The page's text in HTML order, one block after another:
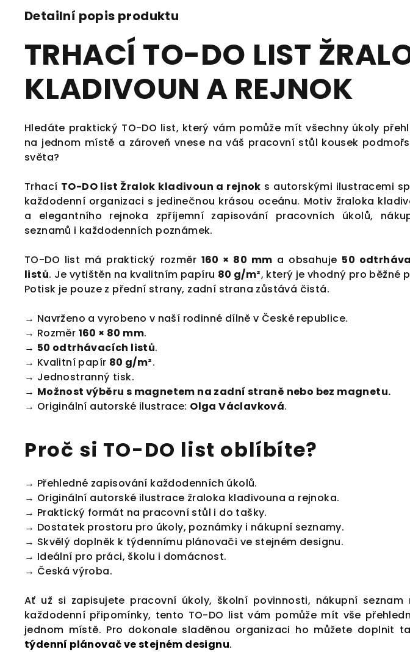
Detailní popis produktu
TRHACÍ TO-DO LIST
KLADIVOUN A REJNOK
Hledáte praktický TO-DO list, který vám pomůže mít všechny úkoly
na jednom místě a zároveň vnese na váš pracovní stůl kousek
světa?
Trhací TO-DO list Žralok kladivoun a rejnok s autorskými ilustracemi
každodenní organizaci s jedinečnou krásou oceánu. Motiv žraloka
a elegantního rejnoka zpříjemní zapisování pracovních úkolů,
seznamů i každodenních poznámek.
TO-DO list má praktický rozměr 160 × 80 mm a obsahuje 50
listů. Je vytištěn na kvalitním papíru 80 g/m², který je vhodný pro běžné
Potisk je pouze z přední strany, zadní strana zůstává čistá.
→ Navrženo a vyrobeno v naší rodinné dílně v České republice.
→ Rozměr 160 × 80 mm.
→ 50 odtrhávacích listů.
→ Kvalitní papír 80 g/m².
→ Jednostranný tisk.
→ Možnost výběru s magnetem na zadní straně nebo bez magnetu.
→ Originální autorské ilustrace: Olga Václavková.
Proč si TO-DO list oblíbíte?
→ Přehledné zapisování každodenních úkolů.
→ Originální autorské ilustrace žraloka kladivouna a rejnoka.
→ Praktický formát na pracovní stůl i do tašky.
→ Dostatek prostoru pro úkoly, poznámky i nákupní seznamy.
→ Skvělý doplněk k týdennímu plánovači ve stejném designu.
→ Ideální pro práci, školu i domácnost.
→ Česká výroba.
Ať už si zapisujete pracovní úkoly, školní povinnosti, nákupní seznam
každodenní připomínky, tento TO-DO list vám pomůže mít vše
jednom místě. Pro dokonale sladěnou organizaci ho můžete doplnit
týdenní plánovač ve stejném designu.